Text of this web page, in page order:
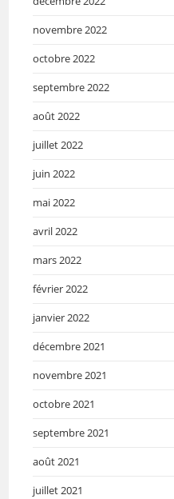
novembre 2022
octobre 2022
septembre 2022
août 2022
juillet 2022
juin 2022
mai 2022
avril 2022
mars 2022
février 2022
janvier 2022
décembre 2021
novembre 2021
octobre 2021
septembre 2021
août 2021
juillet 2021